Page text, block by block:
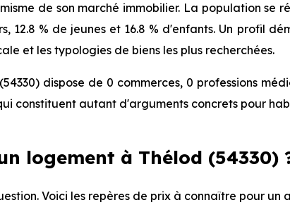
de son marché immobilier. La population se
12.8 % de jeunes et 16.8 % d'enfants. Un profil
et les typologies de biens les plus recherchées.
dispose de 0 commerces, 0 professions
constituent autant d'arguments concrets pour
logement à Thélod (54330)
Voici les repères de prix à connaître pour un